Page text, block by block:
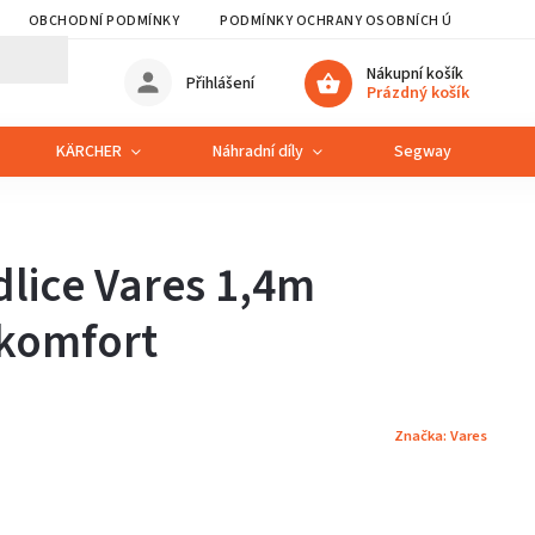
OBCHODNÍ PODMÍNKY PODMÍNKY OCHRANY OSOBNÍCH ÚDAJŮ
Nákupní košík
Prázdný košík
Přihlášení
KÄRCHER Náhradní díly Segway
Vares 1,4m
Značka: Vares